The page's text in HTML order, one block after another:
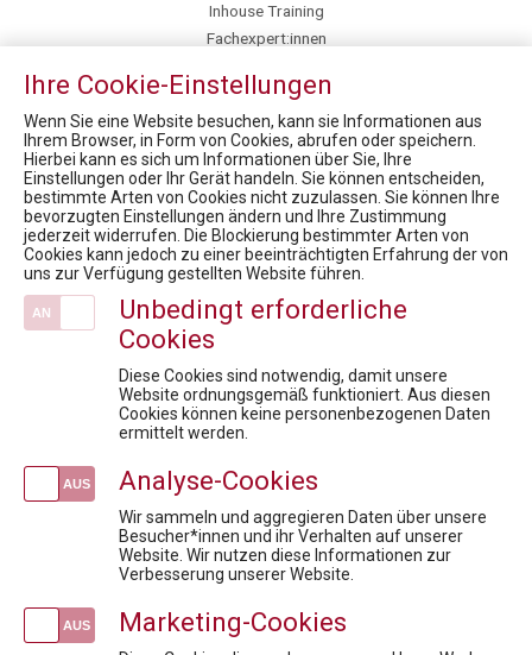
Inhouse Training
Fachexpert:innen
Newsroom
Team
News
Market Access for you - Insider Know-how & Best Practice Modul 3
Health Care Symposium 2018 "Yes, we innovate"
PHARMIG Rare Diseases COVID-19 Umfrage / 9. Rare Diseases Dialog
Fit für die Prüfung - Pharmareferent:innen Vorbereitungskurs
Pharma Intensiv: Industry Deep Dive
Diskussionsreihe Market Access For Experts- Interaktive Session
Newsletteranmeldung
Ihre Cookie-Einstellungen
Wenn Sie eine Website besuchen, kann sie Informationen aus
Ihrem Browser, in Form von Cookies, abrufen oder speichern.
Hierbei kann es sich um Informationen über Sie, Ihre
Einstellungen oder Ihr Gerät handeln. Sie können entscheiden,
bestimmte Arten von Cookies nicht zuzulassen. Sie können Ihre
bevorzugten Einstellungen ändern und Ihre Zustimmung
jederzeit widerrufen. Die Blockierung bestimmter Arten von
Cookies kann jedoch zu einer beeinträchtigten Erfahrung der von
uns zur Verfügung gestellten Website führen.
Unbedingt erforderliche
Cookies
Diese Cookies sind notwendig, damit unsere
Website ordnungsgemäß funktioniert. Aus diesen
Cookies können keine personenbezogenen Daten
ermittelt werden.
Analyse-Cookies
Wir sammeln und aggregieren Daten über unsere
Besucher*innen und ihr Verhalten auf unserer
Website. Wir nutzen diese Informationen zur
Verbesserung unserer Website.
Marketing-Cookies